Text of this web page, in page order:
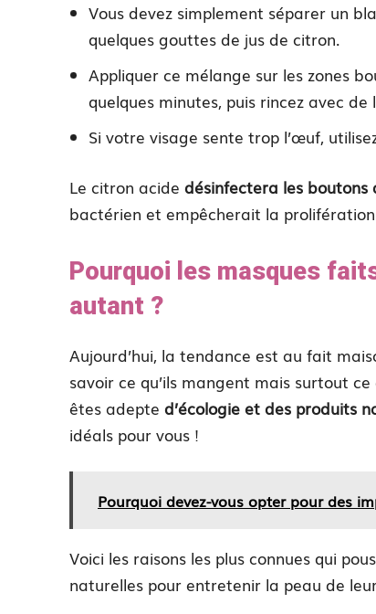
Vous devez simplement séparer un
quelques gouttes de jus de citron.
Appliquer ce mélange sur les zones
quelques minutes, puis rincez avec de
Si votre visage sente trop l’œuf,
Le citron acide désinfectera les boutons
bactérien et empêcherait la
Pourquoi les masques
autant ?
Aujourd’hui, la tendance est au fait
savoir ce qu’ils mangent mais surtout
êtes adepte d’écologie et des produits
idéals pour vous !
Pourquoi devez-vous opter pour des
Voici les raisons les plus connues qui
naturelles pour entretenir la peau de